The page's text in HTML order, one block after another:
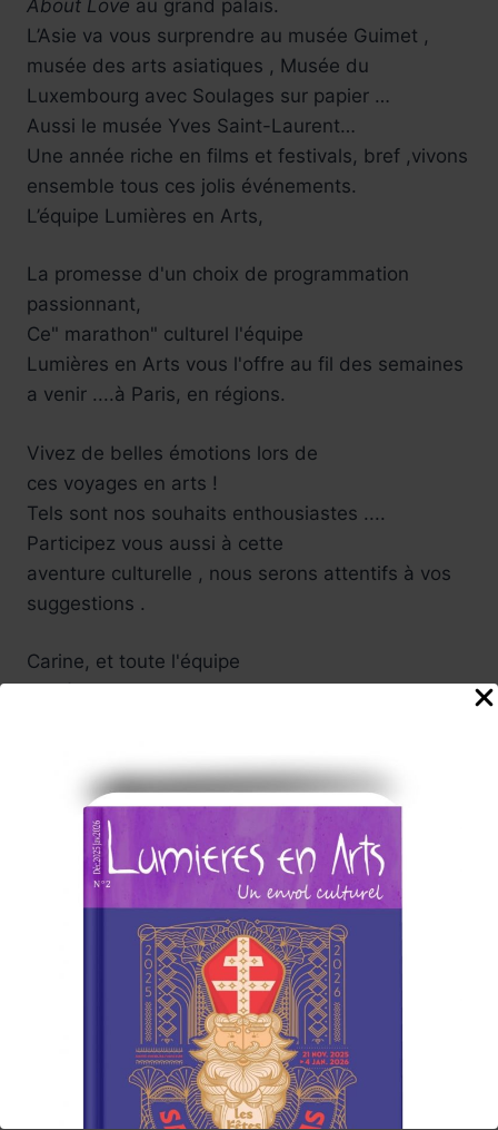
About Love au grand palais.
L’Asie va vous surprendre au musée Guimet ,
musée des arts asiatiques , Musée du
Luxembourg avec Soulages sur papier …
Aussi le musée Yves Saint-Laurent…
Une année riche en films et festivals, bref ,vivons
ensemble tous ces jolis événements.
L’équipe Lumières en Arts,
La promesse d'un choix de programmation
passionnant,
Ce" marathon" culturel l'équipe
Lumières en Arts vous l'offre au fil des semaines
a venir ....à Paris, en régions.
Vivez de belles émotions lors de
ces voyages en arts !
Tels sont nos souhaits enthousiastes ....
Participez vous aussi à cette
aventure culturelle , nous serons attentifs à vos
suggestions .
Carine, et toute l'équipe
Lumières en Arts
www.lumieresenarts.fr
@lumieresenartsofficiel
« DEMANDEZ LE PROGRAMME »
Chaque mois la rédaction de Lumières en Arts vous proposera
une sélection
d'albums/films/livres/expos/événements coup de cœur à
consommer sans modération, ici et/ou
ailleurs !
Nos Annonceurs !